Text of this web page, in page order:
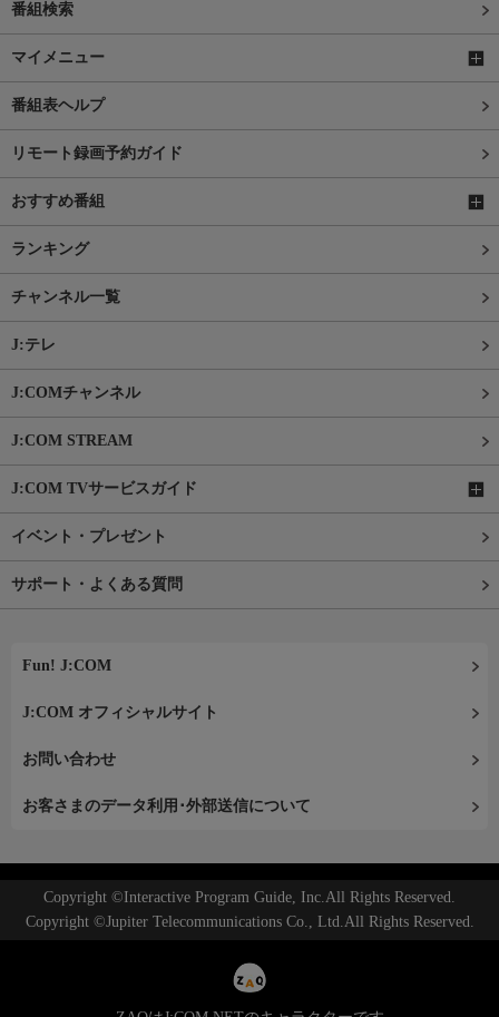
番組検索
マイメニュー
番組表ヘルプ
リモート録画予約ガイド
おすすめ番組
ランキング
チャンネル一覧
J:テレ
J:COMチャンネル
J:COM STREAM
J:COM TVサービスガイド
イベント・プレゼント
サポート・よくある質問
Fun! J:COM
J:COM オフィシャルサイト
お問い合わせ
お客さまのデータ利用･外部送信について
Copyright ©Interactive Program Guide, Inc.All Rights Reserved.
Copyright ©Jupiter Telecommunications Co., Ltd.All Rights Reserved.